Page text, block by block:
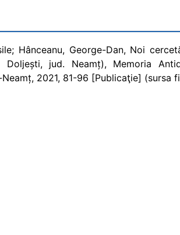
Hânceanu, George-Dan, Noi
Doljești, jud. Neamț), Memoria
Neamț, 2021, 81-96 [Publicaţie] (sursa